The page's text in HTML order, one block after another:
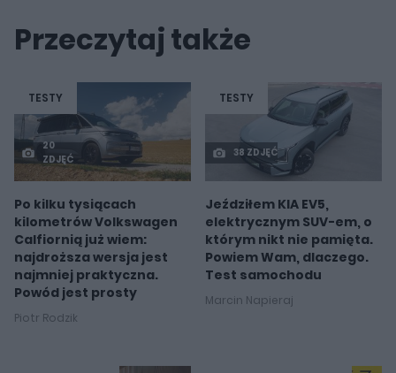
Przeczytaj także
TESTY
20
ZDJĘĆ
Po kilku tysiącach
kilometrów Volkswagen
Calfiornią już wiem:
najdroższa wersja jest
najmniej praktyczna.
Powód jest prosty
Piotr Rodzik
TESTY
38 ZDJĘĆ
Jeździłem KIA EV5,
elektrycznym SUV-em, o
którym nikt nie pamięta.
Powiem Wam, dlaczego.
Test samochodu
Marcin Napieraj